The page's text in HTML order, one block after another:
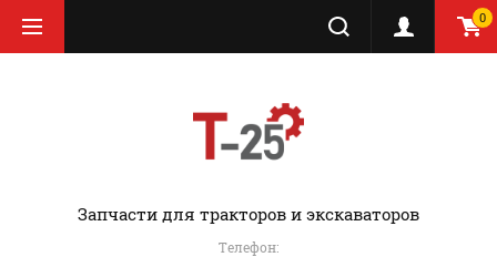
0
‎Запчасти для тракторов и экскаваторов
Телефон: